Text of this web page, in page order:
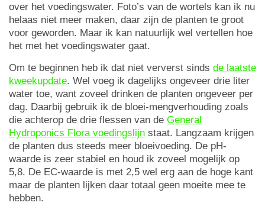
over het voedingswater. Foto’s van de wortels kan ik nu
helaas niet meer maken, daar zijn de planten te groot
voor geworden. Maar ik kan natuurlijk wel vertellen hoe
het met het voedingswater gaat.
Om te beginnen heb ik dat niet ververst sinds de laatste
kweekupdate. Wel voeg ik dagelijks ongeveer drie liter
water toe, want zoveel drinken de planten ongeveer per
dag. Daarbij gebruik ik de bloei-mengverhouding zoals
die achterop de drie flessen van de General
Hydroponics Flora voedingslijn staat. Langzaam krijgen
de planten dus steeds meer bloeivoeding. De pH-
waarde is zeer stabiel en houd ik zoveel mogelijk op
5,8. De EC-waarde is met 2,5 wel erg aan de hoge kant
maar de planten lijken daar totaal geen moeite mee te
hebben.